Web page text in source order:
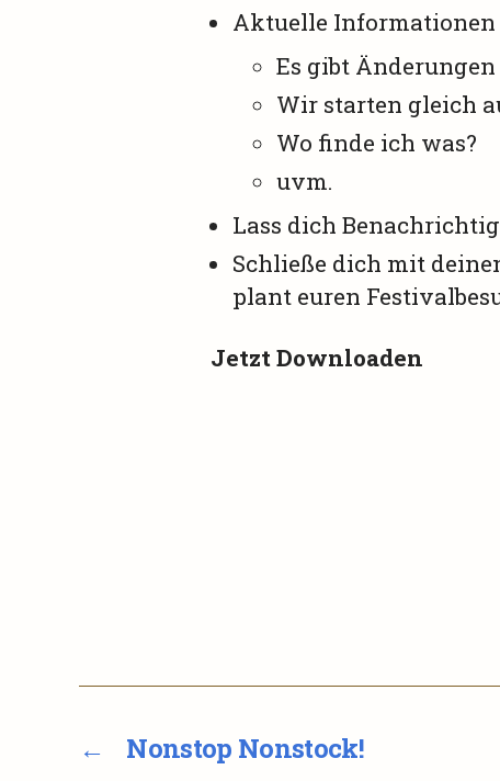
Aktuelle Informationen
Es gibt
Wir starten gleich
Wo finde ich was?
uvm.
Lass dich
Schließe dich mit
plant euren
Jetzt Downloaden
← Nonstop Nonstock!